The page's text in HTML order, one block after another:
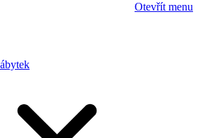
Otevřít menu